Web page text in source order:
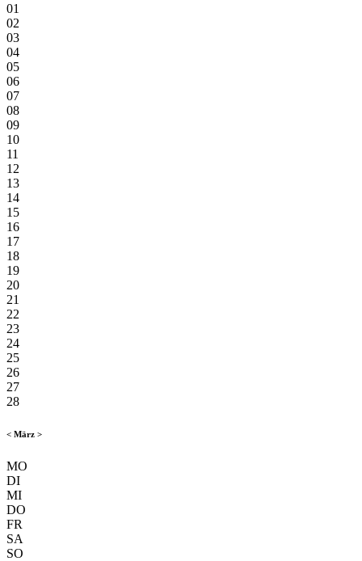
01
02
03
04
05
06
07
08
09
10
11
12
13
14
15
16
17
18
19
20
21
22
23
24
25
26
27
28
< März >
MO
DI
MI
DO
FR
SA
SO